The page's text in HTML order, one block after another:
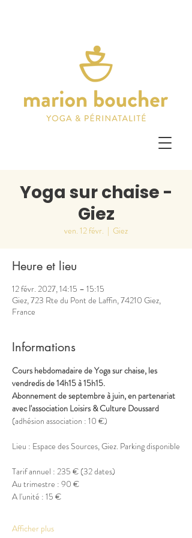
Yoga sur chaise -
Giez
ven. 12 févr.
  |
Giez
Heure et lieu
12 févr. 2027, 14:15 – 15:15
Giez, 723 Rte du Pont de Laffin, 74210 Giez,
France
Informations
Cours hebdomadaire de Yoga sur chaise, les
vendredis de 14h15 à 15h15.
Abonnement de septembre à juin, en partenariat
avec l'association Loisirs & Culture Doussard
(adhésion association : 10 €)
Lieu : Espace des Sources, Giez. Parking disponible
Tarif annuel : 235 € (32 dates)
Au trimestre : 90 €
A l'unité : 15 €
Afficher plus